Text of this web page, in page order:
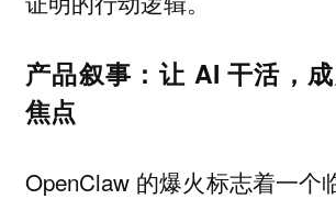
产品叙事：让 AI 干活，
焦点
OpenClaw 的爆火标志着一个